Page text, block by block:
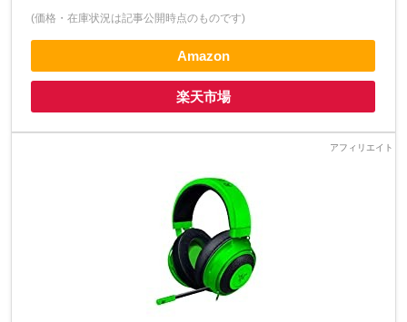
(価格・在庫状況は記事公開時点のものです)
Amazon
楽天市場